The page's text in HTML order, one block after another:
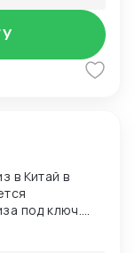
в Китай в
под ключ.